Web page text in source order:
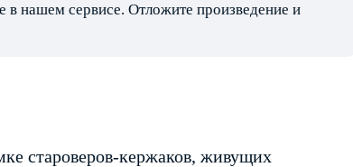
в нашем сервисе. Отложите произведение и
староверов-кержаков, живущих